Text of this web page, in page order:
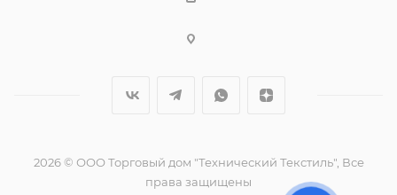
2026 © ООО Торговый дом "Технический Текстиль", Все
права защищены